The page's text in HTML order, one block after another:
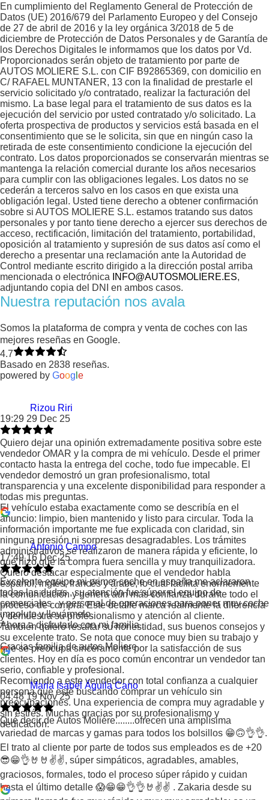
En cumplimiento del Reglamento General de Protección de
Datos (UE) 2016/679 del Parlamento Europeo y del Consejo
de 27 de abril de 2016 y la ley orgánica 3/2018 de 5 de
diciembre de Protección de Datos Personales y de Garantía de
los Derechos Digitales le informamos que los datos por Vd.
Proporcionados serán objeto de tratamiento por parte de
AUTOS MOLIERE S.L. con CIF B92865369, con domicilio en
C/ RAFAEL MUNTANER, 13 con la finalidad de prestarle el
servicio solicitado y/o contratado, realizar la facturación del
mismo. La base legal para el tratamiento de sus datos es la
ejecución del servicio por usted contratado y/o solicitado. La
oferta prospectiva de productos y servicios está basada en el
consentimiento que se le solicita, sin que en ningún caso la
retirada de este consentimiento condicione la ejecución del
contrato. Los datos proporcionados se conservarán mientras se
mantenga la relación comercial durante los años necesarios
para cumplir con las obligaciones legales. Los datos no se
cederán a terceros salvo en los casos en que exista una
obligación legal. Usted tiene derecho a obtener confirmación
sobre si AUTOS MOLIERE S.L. estamos tratando sus datos
personales y por tanto tiene derecho a ejercer sus derechos de
acceso, rectificación, limitación del tratamiento, portabilidad,
oposición al tratamiento y supresión de sus datos así como el
derecho a presentar una reclamación ante la Autoridad de
Control mediante escrito dirigido a la dirección postal arriba
mencionada o electrónica
INFO@AUTOSMOLIERE.ES,
adjuntando copia del DNI en ambos casos.
Nuestra reputación nos avala
Somos la plataforma de compra y venta de coches con las
mejores reseñas en Google.
4.7
Basado en 2838 reseñas.
powered by Goog e
Rizou Riri
19:29 29 Dec 25
Quiero dejar una opinión extremadamente positiva sobre este
vendedor OMAR y la compra de mi vehículo. Desde el primer
contacto hasta la entrega del coche, todo fue impecable. El
vendedor demostró un gran profesionalismo, total
transparencia y una excelente disponibilidad para responder a
todas mis preguntas.
El vehículo estaba exactamente como se describía en el
anuncio: limpio, bien mantenido y listo para circular. Toda la
información importante me fue explicada con claridad, sin
ninguna presión ni sorpresas desagradables. Los trámites
administrativos se realizaron de manera rápida y eficiente, lo
que hizo que la compra fuera sencilla y muy tranquilizadora.
Quiero destacar especialmente que el vendedor habla
español, inglés, francés y árabe, lo cual facilita enormemente
la comunicación y genera aún más confianza durante todo el
proceso de compra. Este detalle marca realmente la diferencia
y demuestra su profesionalismo y atención al cliente.
También quiero resaltar su honestidad, sus buenos consejos y
su excelente trato. Se nota que conoce muy bien su trabajo y
que se preocupa sinceramente por la satisfacción de sus
clientes. Hoy en día es poco común encontrar un vendedor tan
serio, confiable y profesional.
Recomiendo a este vendedor con total confianza a cualquier
persona que esté buscando comprar un vehículo sin
preocupaciones. Una experiencia de compra muy agradable y
sin estrés. Muchas gracias por su profesionalismo y
dedicación.
Antonio Campo
17:49 16 Dec 25
Excelente equipo mi primer coche en españa me aclararon
todas las dudas , su atención fue súper el equipo de
comerciales , y personal de operaciones para poner muy coche
impoluto y llevármelo.
Ahora a disfrutarlo con mi familia .
Gracias familia de autos Moliere.
Maria Isabel Águila Cano
04:48 19 Nov 25
Qué decir de Autos Moliére........ofrecen una amplísima
variedad de marcas y gamas para todos los bolsillos 😁🙃👌👌.
El trato al cliente por parte de todos sus empleados es de +20
😎😁👌🤘🤘✌️✌️, súper simpáticos, agradables, amables,
graciosos, formales, todo el proceso súper rápido y cuidan
hasta el último detalle 😱😁😁👌👌🤘✌️✌️ . Zakaria desde su